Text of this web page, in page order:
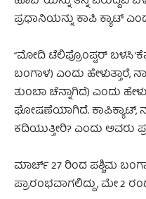
ಪ್ರಧಾನಿಯನ್ನು ಕಾಪಿ ಕ್ಯಾಟ್
“ಮೋದಿ ಟೆಲಿಪ್ರೊಂಪ್ಟರ್ ಬಳಸಿ
ಬಂಗಾಳ) ಎಂದು ಹೇಳುತ್ತಾರೆ,
ತುಂಬಾ ಚೆನ್ನಾಗಿದೆ) ಎಂದು
ಘೋಷಣೆಯಾಗಿದೆ. ಕಾಪಿಕ್ಯಾಟ್,
ಕದಿಯುತ್ತೀರಿ? ಎಂದು ಅವರು
ಮಾರ್ಚ್ 27 ರಿಂದ ಪಶ್ಚಿಮ
ಪ್ರಾರಂಭವಾಗಲಿದ್ದು, ಮೇ 2